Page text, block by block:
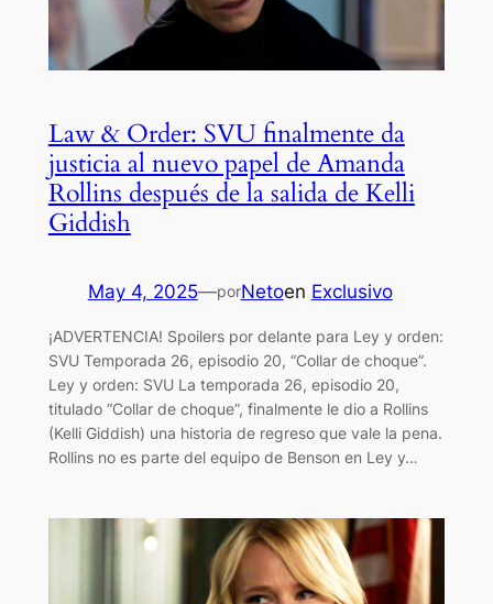
Law & Order: SVU finalmente da
justicia al nuevo papel de Amanda
Rollins después de la salida de Kelli
Giddish
May 4, 2025—porNetoen Exclusivo
¡ADVERTENCIA! Spoilers por delante para Ley y orden:
SVU Temporada 26, episodio 20, “Collar de choque”.
Ley y orden: SVU La temporada 26, episodio 20,
titulado “Collar de choque”, finalmente le dio a Rollins
(Kelli Giddish) una historia de regreso que vale la pena.
Rollins no es parte del equipo de Benson en Ley y…